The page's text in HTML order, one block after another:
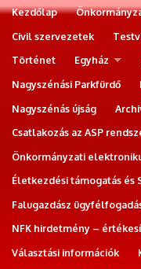
Kezdőlap
Civil szervezetek
Történet
Egyház
Nagyszénási Parkfürdő
Nagyszénás újság
Csatlakozás az ASP
Önkormányzati
Életkezdési támogatás és
Falugazdász
NFK hirdetmény –
Választási információk